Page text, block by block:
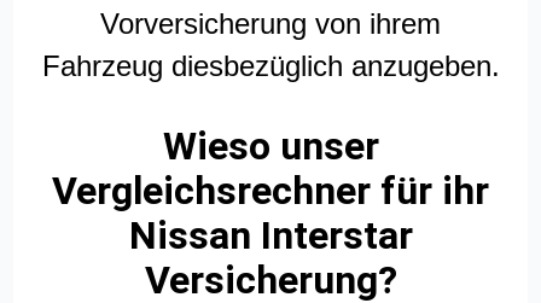
Vorversicherung von ihrem
Fahrzeug diesbezüglich anzugeben.
Wieso unser
Vergleichsrechner für ihr
Nissan Interstar
Versicherung?